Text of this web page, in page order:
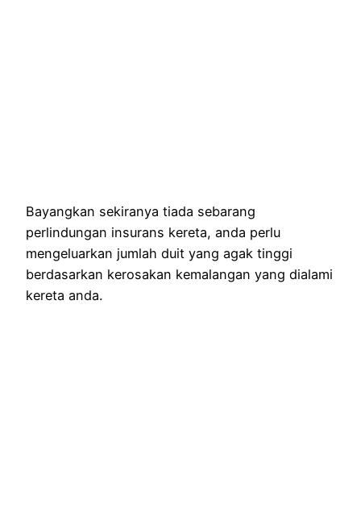
Bayangkan sekiranya tiada sebarang
perlindungan insurans kereta, anda perlu
mengeluarkan jumlah duit yang agak tinggi
berdasarkan kerosakan kemalangan yang dialami
kereta anda.